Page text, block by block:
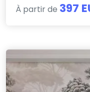
À partir de 397